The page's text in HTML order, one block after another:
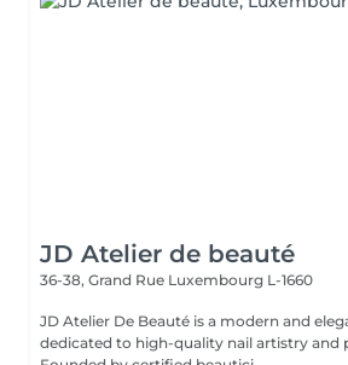
JD Atelier de beauté
36-38, Grand Rue Luxembourg L-1660
JD Atelier De Beauté is a modern and
dedicated to high-quality nail artistry and